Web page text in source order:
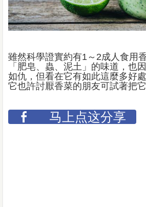
雖然科學證實約有1～2成人食用
「肥皂、蟲、泥土」的味道，也
如仇，但看在它有如此這麼多好
它也許討厭香菜的朋友可試著把
马上点这分享